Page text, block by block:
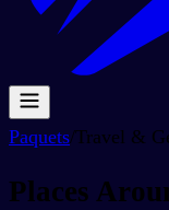
Paquets/Travel &
Places